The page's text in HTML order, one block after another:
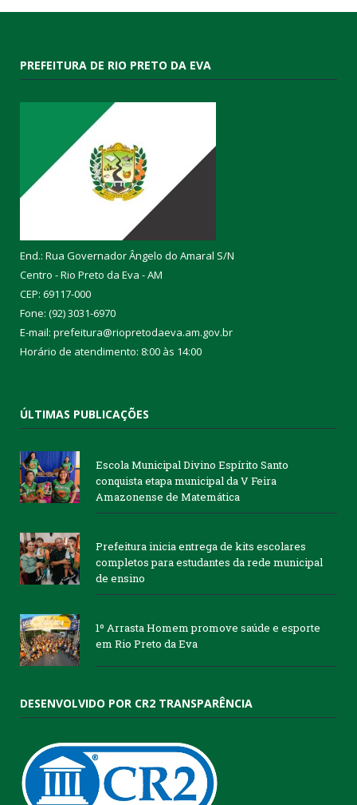
PREFEITURA DE RIO PRETO DA EVA
End.: Rua Governador Ângelo do Amaral S/N
Centro - Rio Preto da Eva - AM
CEP: 69117-000
Fone: (92) 3031-6970
E-mail: prefeitura@riopretodaeva.am.gov.br
Horário de atendimento: 8:00 às 14:00
ÚLTIMAS PUBLICAÇÕES
Escola Municipal Divino Espírito Santo
conquista etapa municipal da V Feira
Amazonense de Matemática
Prefeitura inicia entrega de kits escolares
completos para estudantes da rede municipal
de ensino
1º Arrasta Homem promove saúde e esporte
em Rio Preto da Eva
DESENVOLVIDO POR CR2 TRANSPARÊNCIA